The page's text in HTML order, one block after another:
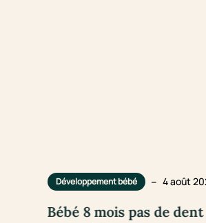
Développement bébé – 4 août
Bébé 8 mois pas de